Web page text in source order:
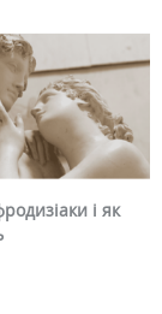
Чому червоніє